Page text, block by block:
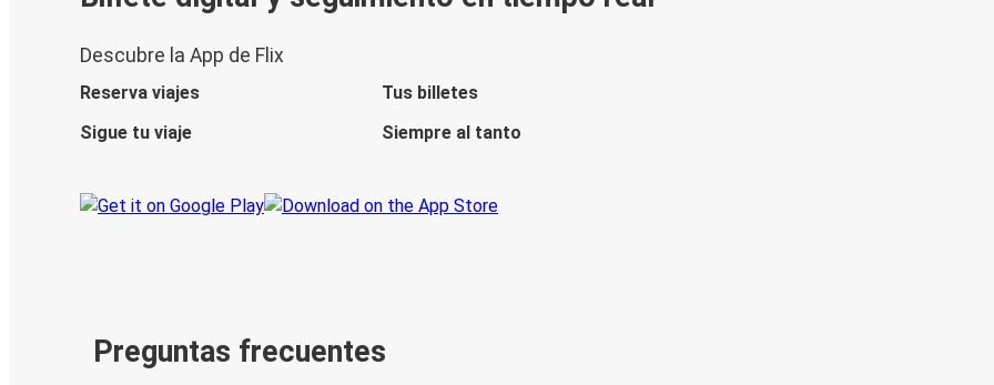
Descubre la App de Flix
Reserva viajes
Tus billetes
Sigue tu viaje
Siempre al tanto
Preguntas frecuentes